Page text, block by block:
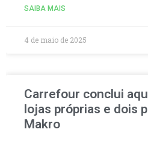
SAIBA MAIS
4 de maio de 2025
Carrefour conclui
lojas próprias e dois
Makro